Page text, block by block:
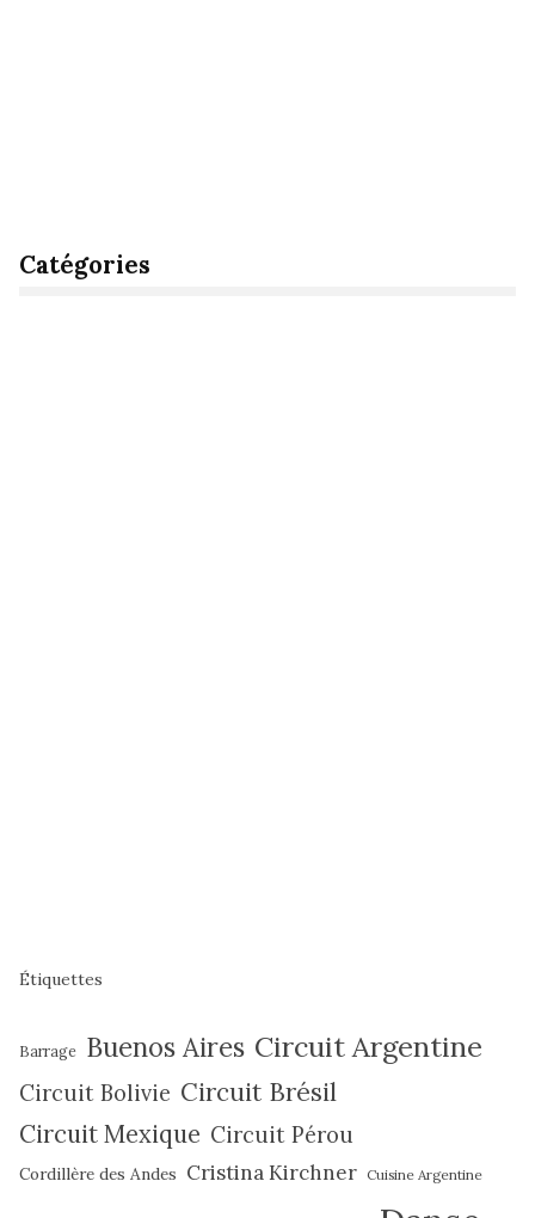
Catégories
Étiquettes
Barrage Buenos Aires Circuit Argentine
Circuit Bolivie Circuit Brésil
Circuit Mexique Circuit Pérou
Cordillère des Andes Cristina Kirchner Cuisine Argentine